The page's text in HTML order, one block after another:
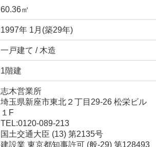
60.36㎡
1997年 1月(築29年)
一戸建て / 木造
1階建
志木営業所
埼玉県新座市東北２丁目29-26 松栄ビル
１F
TEL:0120-089-213
国土交通大臣 (13) 第2135号
建設業 東京都知事許可 (般-29) 第128493